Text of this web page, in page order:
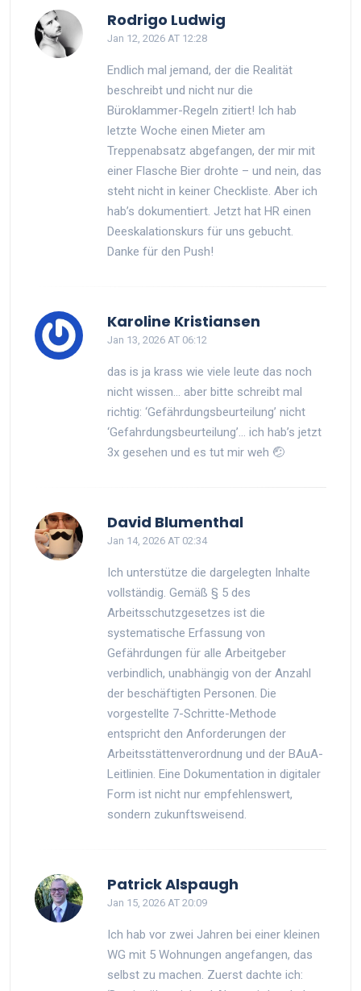
Rodrigo Ludwig
Jan 12, 2026 AT 12:28
Endlich mal jemand, der die Realität
beschreibt und nicht nur die
Büroklammer-Regeln zitiert! Ich hab
letzte Woche einen Mieter am
Treppenabsatz abgefangen, der mir mit
einer Flasche Bier drohte – und nein, das
steht nicht in keiner Checkliste. Aber ich
hab’s dokumentiert. Jetzt hat HR einen
Deeskalationskurs für uns gebucht.
Danke für den Push!
Karoline Kristiansen
Jan 13, 2026 AT 06:12
das is ja krass wie viele leute das noch
nicht wissen… aber bitte schreibt mal
richtig: ‘Gefährdungsbeurteilung’ nicht
‘Gefahrdungsbeurteilung’… ich hab’s jetzt
3x gesehen und es tut mir weh 🤕
David Blumenthal
Jan 14, 2026 AT 02:34
Ich unterstütze die dargelegten Inhalte
vollständig. Gemäß § 5 des
Arbeitsschutzgesetzes ist die
systematische Erfassung von
Gefährdungen für alle Arbeitgeber
verbindlich, unabhängig von der Anzahl
der beschäftigten Personen. Die
vorgestellte 7-Schritte-Methode
entspricht den Anforderungen der
Arbeitsstättenverordnung und der BAuA-
Leitlinien. Eine Dokumentation in digitaler
Form ist nicht nur empfehlenswert,
sondern zukunftsweisend.
Patrick Alspaugh
Jan 15, 2026 AT 20:09
Ich hab vor zwei Jahren bei einer kleinen
WG mit 5 Wohnungen angefangen, das
selbst zu machen. Zuerst dachte ich: